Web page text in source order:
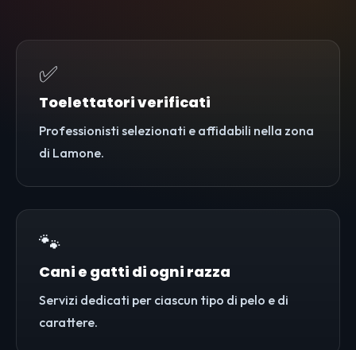
✅
Toelettatori verificati
Professionisti selezionati e affidabili nella zona
di Lamone.
🐾
Cani e gatti di ogni razza
Servizi dedicati per ciascun tipo di pelo e di
carattere.